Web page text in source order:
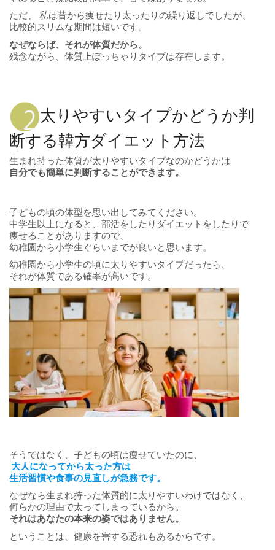
ただ、 私は昔から痩せたり太ったりの繰り返しでしたが、
比較的スリムな期間は短いです。
なぜならば、それが体質だから。
残念ながら、体質上ぽっちゃりタイプは存在します。
太りやすいタイプかどうか判
断する韓方ダイエット方法
生まれ持った体質が太りやすいタイプなのかどうかは
自分でも簡単に判断することができます。
子どもの頃の体型を思い出してみてください。
中学生以上になると、部活をしたりダイエットをしたりで
痩せることがありますので、
幼稚園から小学生ぐらいまでが良いと思います。
幼稚園から小学生の頃に太りやすいタイプだったら、
それが体質である確率が高いです。
そうではなく、子どもの頃は痩せていたのに、
大人になってから太った方は
生活習慣や食事の見直しが急務です。
なぜなら生まれ持った体質的に太りやすいわけではなく、
何らかの理由で太ってしまっているから。
それはあなたの本来の姿ではありません。
ということは、健康を害する恐れもあるからです。